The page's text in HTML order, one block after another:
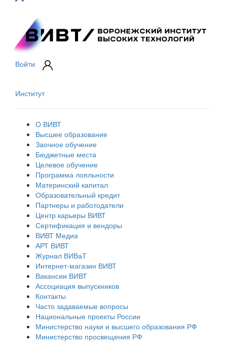
Войти
Институт
О ВИВТ
Высшее образование
Заочное обучение
Бюджетные места
Целевое обучение
Программа лояльности
Материнский капитал
Образовательный кредит
Партнеры и работодатели
Центр карьеры ВИВТ
Сертификация и вендоры
ВИВТ Медиа
АРТ ВИВТ
Журнал ВИВаТ
Интернет-магазин ВИВТ
Вакансии ВИВТ
Ассоциация выпускников
Контакты
Часто задаваемые вопросы
Национальные проекты России
Министерство науки и высшего образования РФ
Министерство просвещения РФ